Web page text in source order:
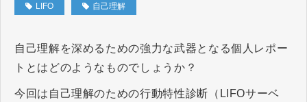
LIFO 自己理解
自己理解を深めるための強力な武器となる個人レポー
トとはどのようなものでしょうか？
今回は自己理解のための行動特性診断（LIFOサーベ